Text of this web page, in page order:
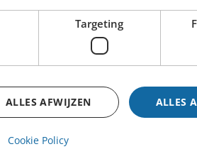
Targeting
ALLES
ALLES AFWIJZEN
Cookie Policy